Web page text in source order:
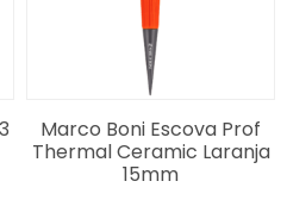
Marco Boni Escova Prof
Thermal Ceramic Laranja
15mm